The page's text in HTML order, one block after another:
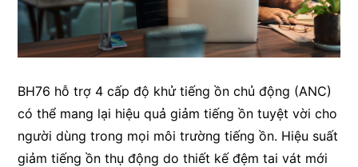
BH76 hỗ trợ 4 cấp độ khử tiếng ồn chủ động (ANC)
có thể mang lại hiệu quả giảm tiếng ồn tuyệt vời cho
người dùng trong mọi môi trường tiếng ồn. Hiệu suất
giảm tiếng ồn thụ động do thiết kế đệm tai vát mới